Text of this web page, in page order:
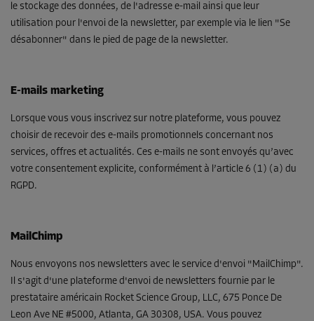
le stockage des données, de l'adresse e-mail ainsi que leur
utilisation pour l'envoi de la newsletter, par exemple via le lien "Se
désabonner" dans le pied de page de la newsletter.
E-mails marketing
Lorsque vous vous inscrivez sur notre plateforme, vous pouvez
choisir de recevoir des e-mails promotionnels concernant nos
services, offres et actualités. Ces e-mails ne sont envoyés qu’avec
votre consentement explicite, conformément à l’article 6 (1) (a) du
RGPD.
MailChimp
Nous envoyons nos newsletters avec le service d'envoi "MailChimp".
Il s'agit d'une plateforme d'envoi de newsletters fournie par le
prestataire américain Rocket Science Group, LLC, 675 Ponce De
Leon Ave NE #5000, Atlanta, GA 30308, USA. Vous pouvez